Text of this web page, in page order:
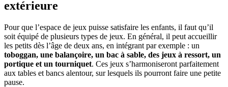
extérieure
Pour que l’espace de jeux puisse satisfaire les enfants, il faut qu’il
soit équipé de plusieurs types de jeux. En général, il peut accueillir
les petits dès l’âge de deux ans, en intégrant par exemple : un
toboggan, une balançoire, un bac à sable, des jeux à ressort, un
portique et un tourniquet. Ces jeux s’harmoniseront parfaitement
aux tables et bancs alentour, sur lesquels ils pourront faire une petite
pause.